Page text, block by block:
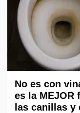
No es con
es la MEJOR
las canillas y